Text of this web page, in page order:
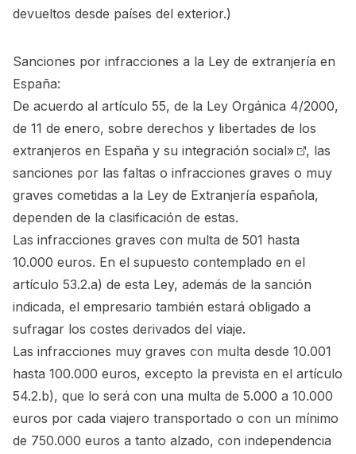
devueltos desde países del exterior.)
Sanciones por infracciones a la Ley de extranjería en
España:
De acuerdo al artículo 55, de la Ley Orgánica 4/2000,
de 11 de enero, sobre derechos y libertades de los
extranjeros en España y su integración social»
, las
sanciones por las faltas o infracciones graves o muy
graves cometidas a la Ley de Extranjería española,
dependen de la clasificación de estas.
Las infracciones graves con multa de 501 hasta
10.000 euros. En el supuesto contemplado en el
artículo 53.2.a) de esta Ley, además de la sanción
indicada, el empresario también estará obligado a
sufragar los costes derivados del viaje.
Las infracciones muy graves con multa desde 10.001
hasta 100.000 euros, excepto la prevista en el artículo
54.2.b), que lo será con una multa de 5.000 a 10.000
euros por cada viajero transportado o con un mínimo
de 750.000 euros a tanto alzado, con independencia